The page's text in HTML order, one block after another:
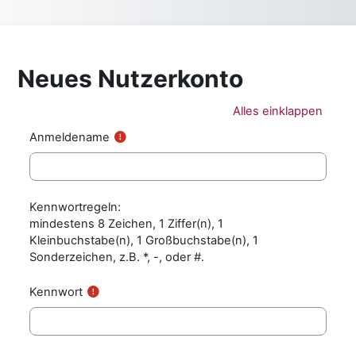
Neues Nutzerkonto
Alles einklappen
Anmeldename
Kennwortregeln:
mindestens 8 Zeichen, 1 Ziffer(n), 1
Kleinbuchstabe(n), 1 Großbuchstabe(n), 1
Sonderzeichen, z.B. *, -, oder #.
Kennwort